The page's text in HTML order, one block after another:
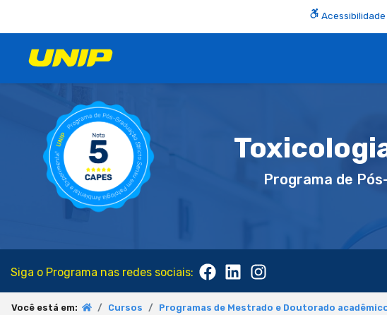
Acessibilidade
Programa de
Siga o Programa nas redes sociais:
Você está em: Cursos Programas de Mestrado e Doutorado